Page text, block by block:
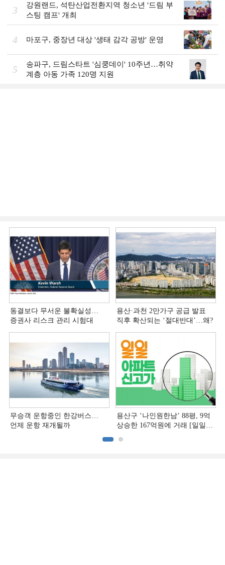
3
강원랜드, 석탄산업전환지역 청소년 '드림 부
스팅 캠프' 개최
4 마포구, 중장년 대상 '생태 감각 공방' 운영
5
송파구, 드림스타트 '심쿵데이' 10주년…취약
계층 아동 가족 120명 지원
동결보다 무서운 불확실성…
증권사 리스크 관리 시험대
용산·과천 2만가구 공급 발표
직후 확산되는 ‘절대반대’…왜?
무승객 운항중인 한강버스…
언제 운항 재개될까
용산구 ‘나인원한남’ 88평, 9억
상승한 167억원에 거래 [일일